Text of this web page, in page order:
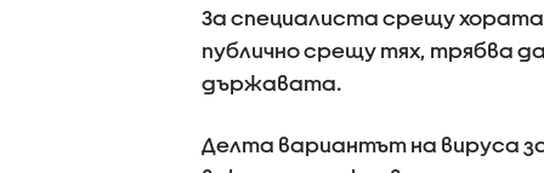
За специалиста срещу
публично срещу тях, трябва
държавата.
Делта вариантът на вируса